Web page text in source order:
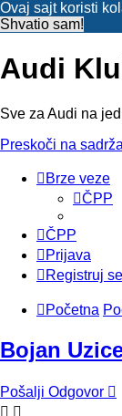
Ovaj sajt koristi
Shvatio sam!
Audi
Sve za Audi na
Preskoči na
Brze veze
ČPP
ČPP
Prijava
Registruj se
Početna
Bojan
Pošalji Odgovor